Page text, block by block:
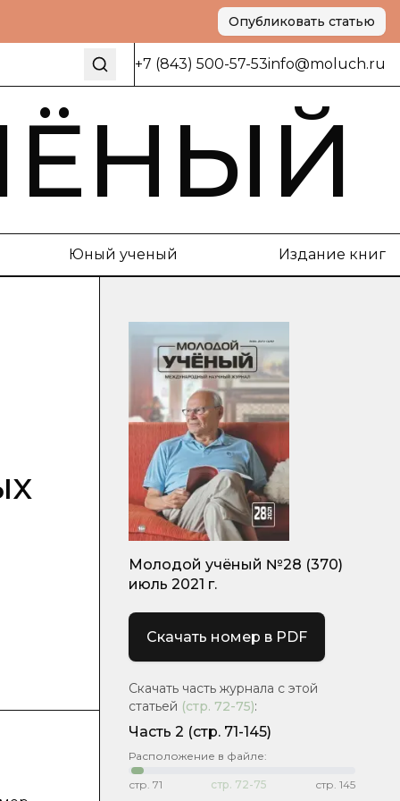
Опубликовать статью
+7 (843) 500-57-53info@moluch.ru
Юный ученый Издание книг
Молодой учёный №28 (370)
июль 2021 г.
Скачать номер в PDF
Скачать часть журнала с этой
статьей (стр. 72-75):
Часть 2 (стр. 71-145)
Расположение в файле:
стр. 71 стр. 72-75 стр. 145